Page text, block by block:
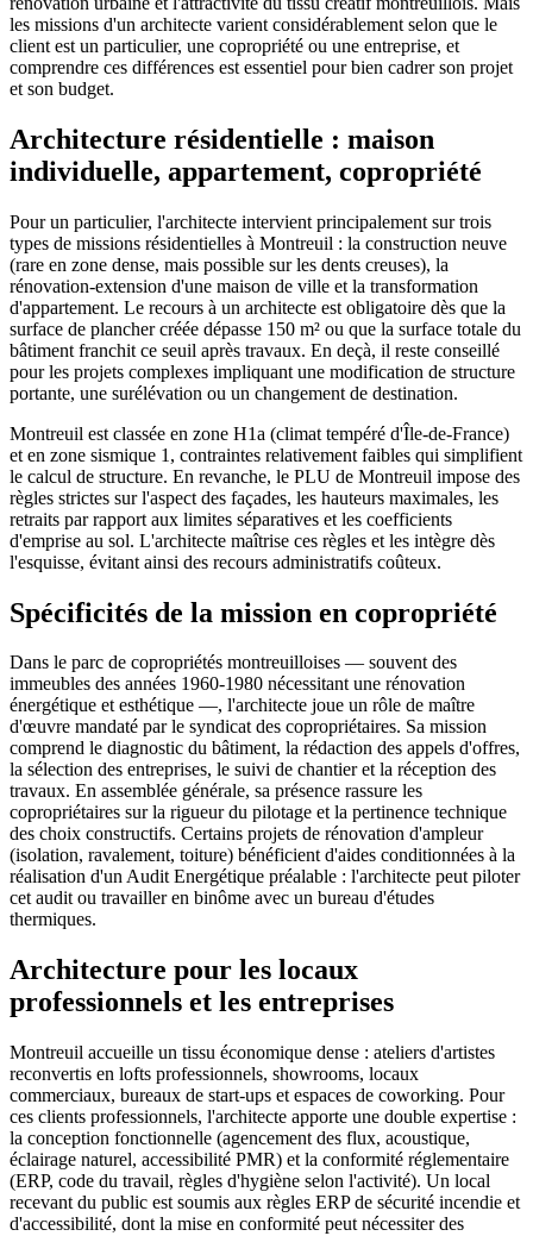
les missions d'un architecte varient considérablement selon que le
client est un particulier, une copropriété ou une entreprise, et
comprendre ces différences est essentiel pour bien cadrer son projet
et son budget.
Architecture résidentielle : maison
individuelle, appartement, copropriété
Pour un particulier, l'architecte intervient principalement sur trois
types de missions résidentielles à Montreuil : la construction neuve
(rare en zone dense, mais possible sur les dents creuses), la
rénovation-extension d'une maison de ville et la transformation
d'appartement. Le recours à un architecte est obligatoire dès que la
surface de plancher créée dépasse 150 m² ou que la surface totale du
bâtiment franchit ce seuil après travaux. En deçà, il reste conseillé
pour les projets complexes impliquant une modification de structure
portante, une surélévation ou un changement de destination.
Montreuil est classée en zone H1a (climat tempéré d'Île-de-France)
et en zone sismique 1, contraintes relativement faibles qui simplifient
le calcul de structure. En revanche, le PLU de Montreuil impose des
règles strictes sur l'aspect des façades, les hauteurs maximales, les
retraits par rapport aux limites séparatives et les coefficients
d'emprise au sol. L'architecte maîtrise ces règles et les intègre dès
l'esquisse, évitant ainsi des recours administratifs coûteux.
Spécificités de la mission en copropriété
Dans le parc de copropriétés montreuilloises — souvent des
immeubles des années 1960-1980 nécessitant une rénovation
énergétique et esthétique —, l'architecte joue un rôle de maître
d'œuvre mandaté par le syndicat des copropriétaires. Sa mission
comprend le diagnostic du bâtiment, la rédaction des appels d'offres,
la sélection des entreprises, le suivi de chantier et la réception des
travaux. En assemblée générale, sa présence rassure les
copropriétaires sur la rigueur du pilotage et la pertinence technique
des choix constructifs. Certains projets de rénovation d'ampleur
(isolation, ravalement, toiture) bénéficient d'aides conditionnées à la
réalisation d'un Audit Energétique préalable : l'architecte peut piloter
cet audit ou travailler en binôme avec un bureau d'études
thermiques.
Architecture pour les locaux
professionnels et les entreprises
Montreuil accueille un tissu économique dense : ateliers d'artistes
reconvertis en lofts professionnels, showrooms, locaux
commerciaux, bureaux de start-ups et espaces de coworking. Pour
ces clients professionnels, l'architecte apporte une double expertise :
la conception fonctionnelle (agencement des flux, acoustique,
éclairage naturel, accessibilité PMR) et la conformité réglementaire
(ERP, code du travail, règles d'hygiène selon l'activité). Un local
recevant du public est soumis aux règles ERP de sécurité incendie et
d'accessibilité, dont la mise en conformité peut nécessiter des